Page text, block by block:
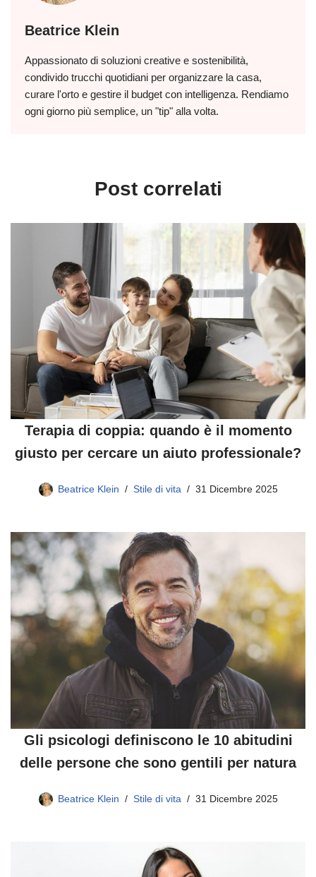
Beatrice Klein
Appassionato di soluzioni creative e sostenibilità,
condivido trucchi quotidiani per organizzare la casa,
curare l'orto e gestire il budget con intelligenza. Rendiamo
ogni giorno più semplice, un "tip" alla volta.
Post correlati
Terapia di coppia: quando è il momento
giusto per cercare un aiuto professionale?
Beatrice Klein Stile di vita 31 Dicembre 2025
Gli psicologi definiscono le 10 abitudini
delle persone che sono gentili per natura
Beatrice Klein Stile di vita 31 Dicembre 2025